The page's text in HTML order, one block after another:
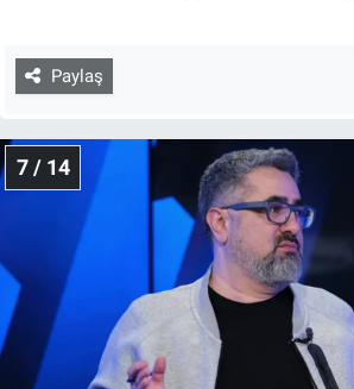
Paylaş
7 / 14